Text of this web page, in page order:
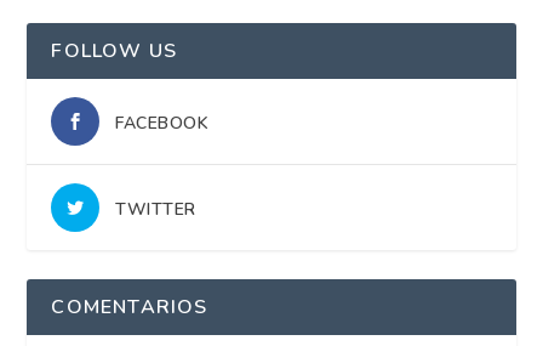
FOLLOW US
FACEBOOK
TWITTER
COMENTARIOS